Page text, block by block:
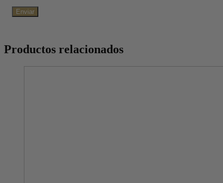
Productos relacionados